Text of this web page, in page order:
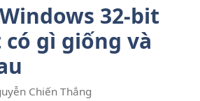
32-bit
gì giống và
Chiến Thắng